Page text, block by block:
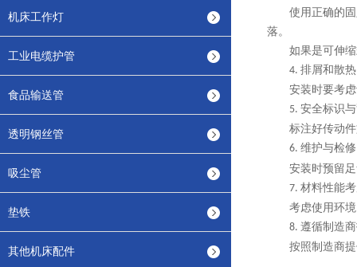
机床工作灯
工业电缆护管
食品输送管
透明钢丝管
吸尘管
垫铁
其他机床配件
使用正确的
落。
如果是可伸
4. 排屑和散
安装时要考
5. 安全标识
标注好传动
6. 维护与检
安装时预留
7. 材料性能
考虑使用环
8. 遵循制造
按照制造商